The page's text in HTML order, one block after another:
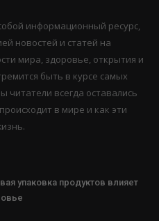
информационный ресурс,
новостей и статей на
мира, здоровье, открытия и
быть в курсе самых
читатели всегда оставались
в мире и как эти
упаковка продуктов влияет